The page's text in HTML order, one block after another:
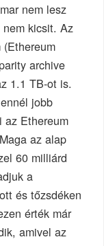
nem lesz
kicsit. Az
archive
1.1 TB-ot is.
jobb
az Ethereum
az alap
60 milliárd
a
és tőzsdéken
érték már
amivel az